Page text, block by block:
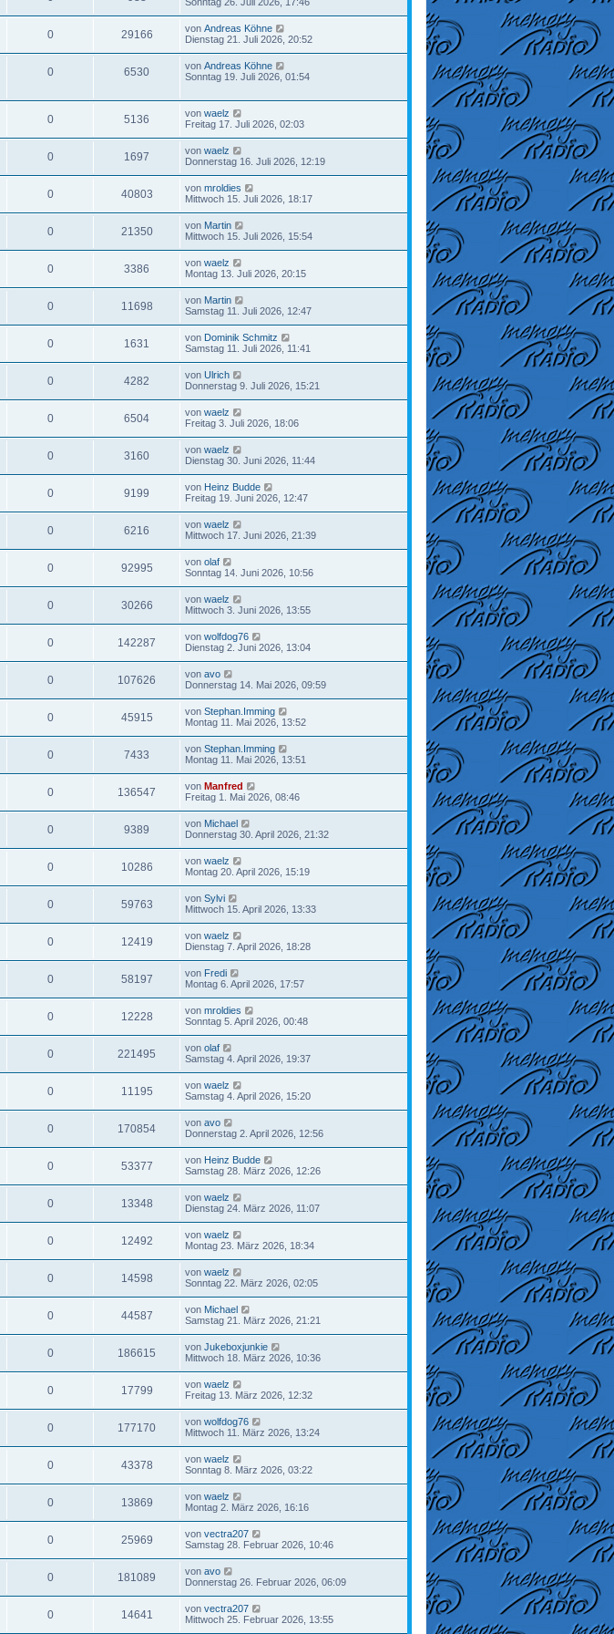
0 29166 von Andreas Köhne
Dienstag 21. Juli 2026, 20:52
0 6530 von Andreas Köhne
Sonntag 19. Juli 2026, 01:54
0 5136 von waelz
Freitag 17. Juli 2026, 02:03
0 1697 von waelz
Donnerstag 16. Juli 2026, 12:19
0 40803 von mroldies
Mittwoch 15. Juli 2026, 18:17
0 21350 von Martin
Mittwoch 15. Juli 2026, 15:54
0 3386 von waelz
Montag 13. Juli 2026, 20:15
0 11698 von Martin
Samstag 11. Juli 2026, 12:47
0 1631 von Dominik Schmitz
Samstag 11. Juli 2026, 11:41
0 4282 von Ulrich
Donnerstag 9. Juli 2026, 15:21
0 6504 von waelz
Freitag 3. Juli 2026, 18:06
0 3160 von waelz
Dienstag 30. Juni 2026, 11:44
0 9199 von Heinz Budde
Freitag 19. Juni 2026, 12:47
0 6216 von waelz
Mittwoch 17. Juni 2026, 21:39
0 92995 von olaf
Sonntag 14. Juni 2026, 10:56
0 30266 von waelz
Mittwoch 3. Juni 2026, 13:55
0 142287 von wolfdog76
Dienstag 2. Juni 2026, 13:04
0 107626 von avo
Donnerstag 14. Mai 2026, 09:59
0 45915 von Stephan.Imming
Montag 11. Mai 2026, 13:52
0 7433 von Stephan.Imming
Montag 11. Mai 2026, 13:51
0 136547 von Manfred
Freitag 1. Mai 2026, 08:46
0 9389 von Michael
Donnerstag 30. April 2026, 21:32
0 10286 von waelz
Montag 20. April 2026, 15:19
0 59763 von Sylvi
Mittwoch 15. April 2026, 13:33
0 12419 von waelz
Dienstag 7. April 2026, 18:28
0 58197 von Fredi
Montag 6. April 2026, 17:57
0 12228 von mroldies
Sonntag 5. April 2026, 00:48
0 221495 von olaf
Samstag 4. April 2026, 19:37
0 11195 von waelz
Samstag 4. April 2026, 15:20
0 170854 von avo
Donnerstag 2. April 2026, 12:56
0 53377 von Heinz Budde
Samstag 28. März 2026, 12:26
0 13348 von waelz
Dienstag 24. März 2026, 11:07
0 12492 von waelz
Montag 23. März 2026, 18:34
0 14598 von waelz
Sonntag 22. März 2026, 02:05
0 44587 von Michael
Samstag 21. März 2026, 21:21
0 186615 von Jukeboxjunkie
Mittwoch 18. März 2026, 10:36
0 17799 von waelz
Freitag 13. März 2026, 12:32
0 177170 von wolfdog76
Mittwoch 11. März 2026, 13:24
0 43378 von waelz
Sonntag 8. März 2026, 03:22
0 13869 von waelz
Montag 2. März 2026, 16:16
0 25969 von vectra207
Samstag 28. Februar 2026, 10:46
0 181089 von avo
Donnerstag 26. Februar 2026, 06:09
0 14641 von vectra207
Mittwoch 25. Februar 2026, 13:55